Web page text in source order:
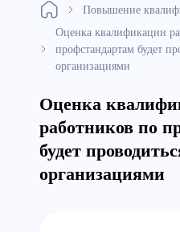
Повышение
Оценка квалификации
профстандартам будет
организациями
Оценка
работников по
будет
организациями